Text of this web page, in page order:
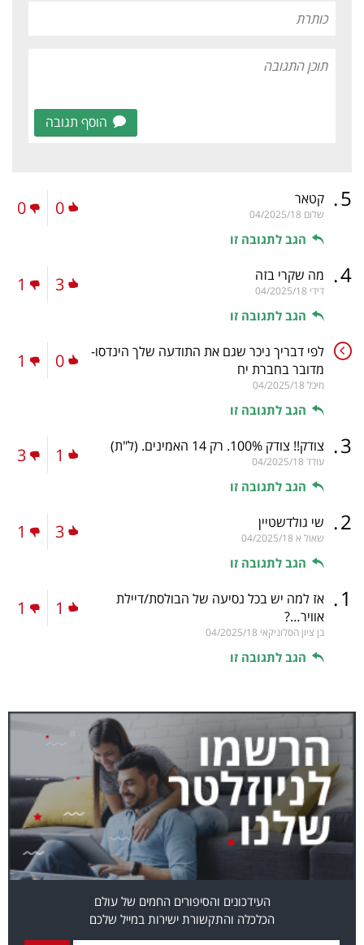
הוסף תגובה
5
. קטאר
שלום 04/2025/18
הגב לתגובה זו
0
0
4
. מה שקרי בזה
דידי 04/2025/18
הגב לתגובה זו
3
1
לפי דבריך ניכר שגם את התודעה שלך הינדסו-
מדובר בחברת יח
מיכל 04/2025/18
הגב לתגובה זו
0
1
3
. צודק!! צודק 100%. רק 14 האמינים. (ל"ת)
עודד 04/2025/18
הגב לתגובה זו
1
3
2
. שי גולדשטיין
שאול א 04/2025/18
הגב לתגובה זו
3
1
1
. אז למה יש בכל נסיעה של הבולסת/דיילת
אוויר…?
בן ציון הסלוניקאי 04/2025/18
הגב לתגובה זו
1
1
העידכונים והסיפורים החמים של עולם
הכלכלה והתקשורת ישירות במייל שלכם